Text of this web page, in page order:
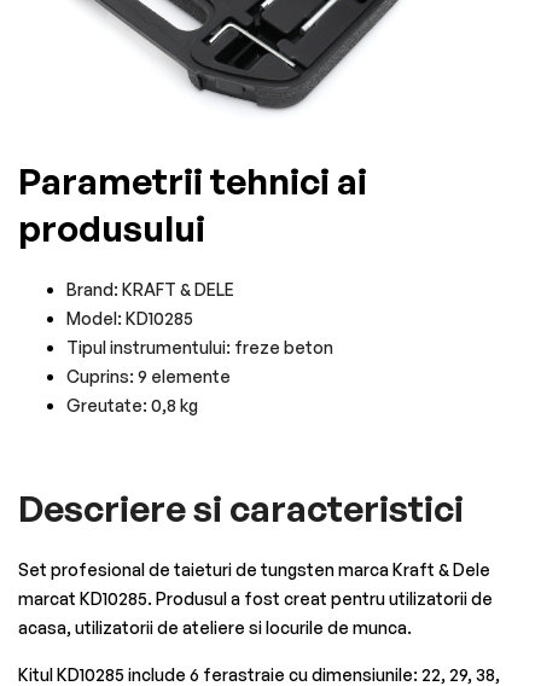
Parametrii tehnici ai
produsului
Brand: KRAFT & DELE
Model: KD10285
Tipul instrumentului: freze beton
Cuprins: 9 elemente
Greutate: 0,8 kg
Descriere si caracteristici
Set profesional de taieturi de tungsten marca Kraft & Dele
marcat KD10285. Produsul a fost creat pentru utilizatorii de
acasa, utilizatorii de ateliere si locurile de munca.
Kitul KD10285 include 6 ferastraie cu dimensiunile: 22, 29, 38,